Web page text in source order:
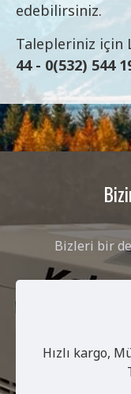
edebilirsiniz.
Talepleriniz için
44 - 0(532) 544
Bizleri bir
Ürün
verdim,